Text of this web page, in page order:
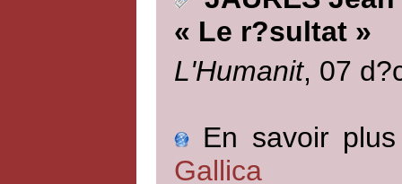
« Le r?sultat »
L'Humanit, 07
En savoir
Gallica